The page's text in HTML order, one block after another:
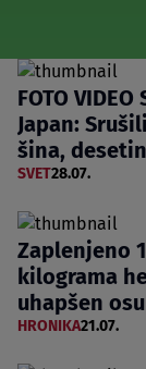
FOTO
Japan:
šina,
SVET28.07.
Zaplenjeno
kilograma
uhapšen
HRONIKA21.07.